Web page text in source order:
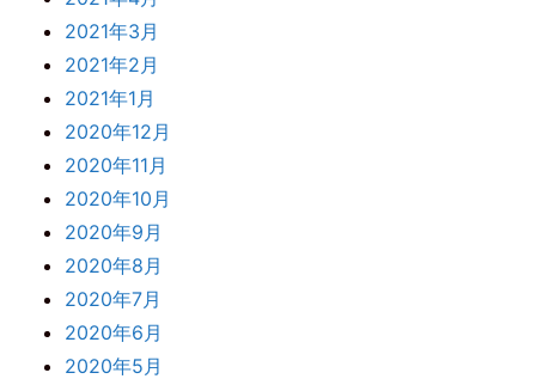
2021年3月
2021年2月
2021年1月
2020年12月
2020年11月
2020年10月
2020年9月
2020年8月
2020年7月
2020年6月
2020年5月